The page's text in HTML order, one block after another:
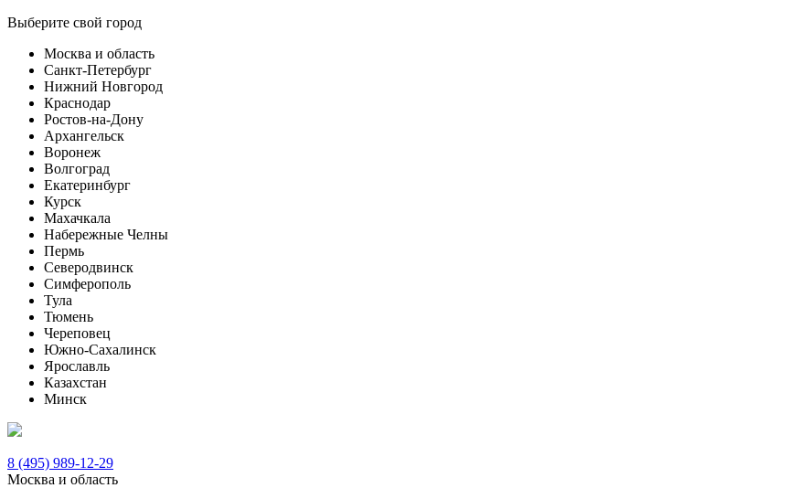
Выберите свой город
Москва и область
Санкт-Петербург
Нижний Новгород
Краснодар
Ростов-на-Дону
Архангельск
Воронеж
Волгоград
Екатеринбург
Курск
Махачкала
Набережные Челны
Пермь
Северодвинск
Симферополь
Тула
Тюмень
Череповец
Южно-Сахалинск
Ярославль
Казахстан
Минск
8 (495) 989-12-29
Москва и область